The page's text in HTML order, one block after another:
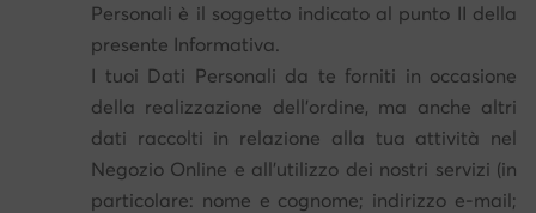
Personali è il soggetto indicato al punto II della
presente Informativa.
I tuoi Dati Personali da te forniti in occasione
della realizzazione dell'ordine, ma anche altri
dati raccolti in relazione alla tua attività nel
Negozio Online e all'utilizzo dei nostri servizi (in
particolare: nome e cognome; indirizzo e-mail;